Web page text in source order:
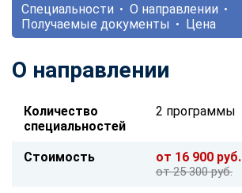
Специальности
О направлении
Получаемые документы
Цена
О направлении
Количество
специальностей
2 программы
Стоимость от 16 900 руб.
от 25 300 руб.